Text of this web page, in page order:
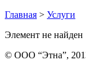
Главная > Услуги
Элемент не найден
© ООО “Этна”,